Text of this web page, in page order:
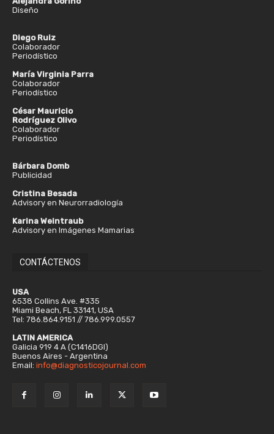
Diseño
Diego Ruiz
Colaborador
Periodístico
María Virginia Parra
Colaborador
Periodístico
César Mauricio
Rodríguez Olivo
Colaborador
Periodístico
Bárbara Domb
Publicidad
Cristina Besada
Advisory en Neurorradiología
Karina Weintraub
Advisory en Imágenes Mamarias
CONTÁCTENOS
USA
6538 Collins Ave. #335
Miami Beach, FL 33141, USA
Tel: 786.864.9151 // 786.999.0557
LATIN AMERICA
Galicia 919 4 A (C1416DGI)
Buenos Aires - Argentina
Email: info@diagnosticojournal.com